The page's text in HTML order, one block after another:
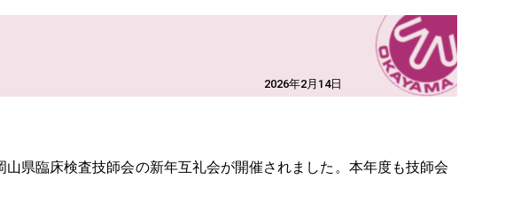
2026年2月14日
県臨床検査技師会の新年互礼会が開催されました。本年度も技師会